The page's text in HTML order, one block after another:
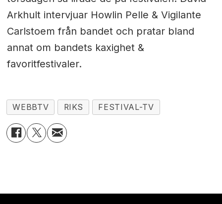
Arkhult intervjuar Howlin Pelle & Vigilante
Carlstoem från bandet och pratar bland
annat om bandets kaxighet &
favoritfestivaler.
WEBBTV RIKS FESTIVAL-TV